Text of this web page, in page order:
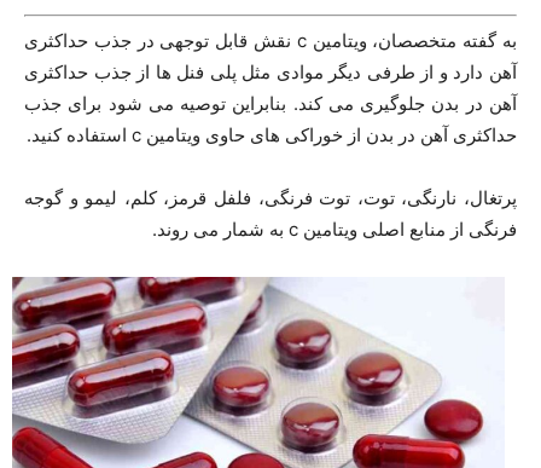
به گفته متخصصان، ویتامین c نقش قابل توجهی در جذب حداکثری
آهن دارد و از طرفی دیگر موادی مثل پلی فنل ها از جذب حداکثری
آهن در بدن جلوگیری می کند. بنابراین توصیه می شود برای جذب
حداکثری آهن در بدن از خوراکی های حاوی ویتامین c استفاده کنید.
پرتغال، نارنگی، توت، توت فرنگی، فلفل قرمز، کلم، لیمو و گوجه
فرنگی از منابع اصلی ویتامین c به شمار می روند.